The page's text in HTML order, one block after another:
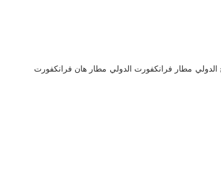
الدولي مطار فرانكفورت الدولي مطار هان فرانكفورت